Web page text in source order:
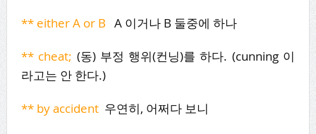
** either A or B A 이거나 B 둘중에 하나
** cheat; (동) 부정 행위(컨닝)를 하다. (cunning 이
라고는 안 한다.)
** by accident 우연히, 어쩌다 보니